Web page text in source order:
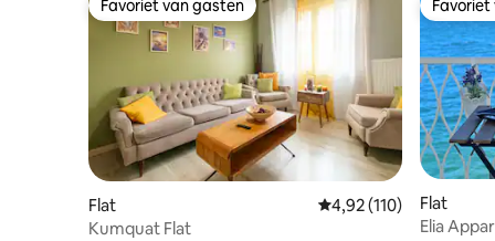
Favoriet van gasten
Favoriet van gasten
Flat Gemiddelde
4,92 (110)
Kumquat Flat
Flat
Elia